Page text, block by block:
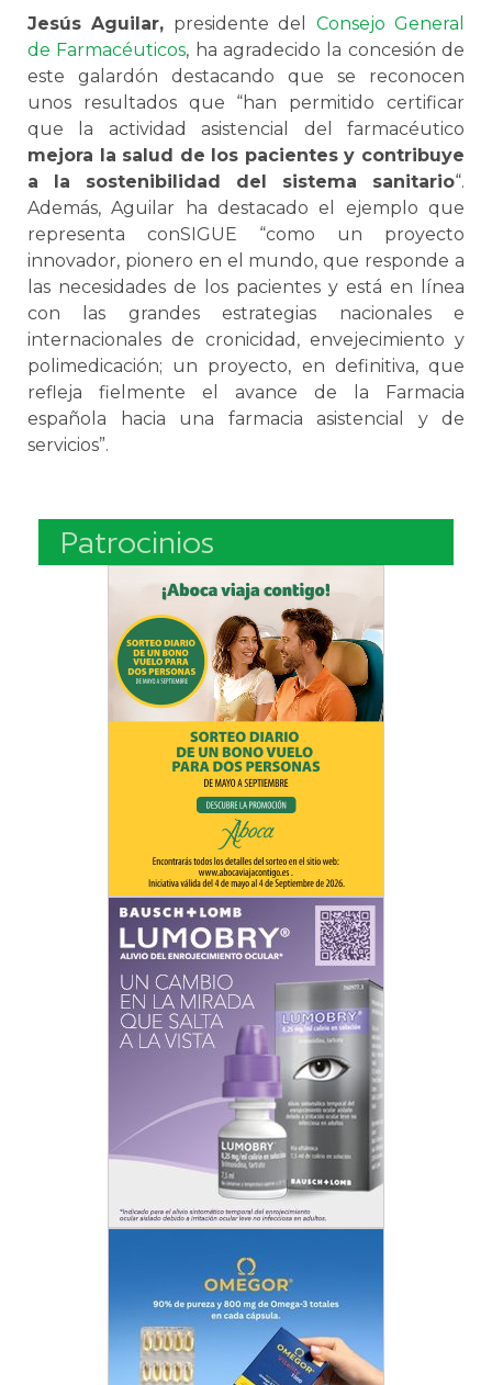
Jesús Aguilar, presidente del Consejo General
de Farmacéuticos, ha agradecido la concesión de
este galardón destacando que se reconocen
unos resultados que “han permitido certificar
que la actividad asistencial del farmacéutico
mejora la salud de los pacientes y contribuye
a la sostenibilidad del sistema sanitario“.
Además, Aguilar ha destacado el ejemplo que
representa conSIGUE “como un proyecto
innovador, pionero en el mundo, que responde a
las necesidades de los pacientes y está en línea
con las grandes estrategias nacionales e
internacionales de cronicidad, envejecimiento y
polimedicación; un proyecto, en definitiva, que
refleja fielmente el avance de la Farmacia
española hacia una farmacia asistencial y de
servicios”.
Patrocinios